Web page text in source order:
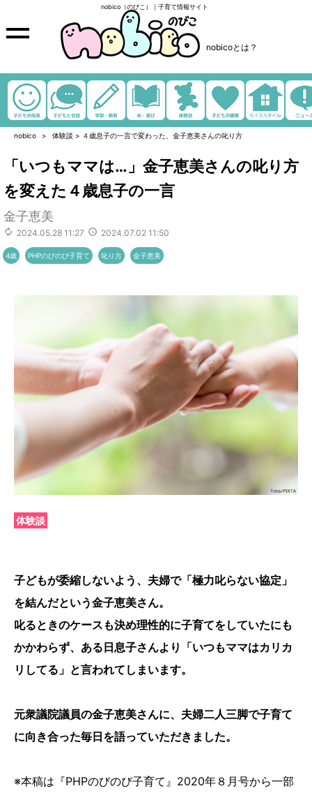
nobico（のびこ）｜子育て情報サイト
nobicoとは？
nobico 体験談 > ４歳息子の一言で変わった、金子恵美さんの叱り方
「いつもママは…」金子恵美さんの叱り方
を変えた４歳息子の一言
金子恵美
2024.05.28 11:27 2024.07.02 11:50
4歳 PHPのびのび子育て 叱り方 金子恵美
体験談
子どもが委縮しないよう、夫婦で「極力叱らない協定」
を結んだという金子恵美さん。
叱るときのケースも決め理性的に子育てをしていたにも
かかわらず、ある日息子さんより「いつもママはカリカ
リしてる」と言われてしまいます。
元衆議院議員の金子恵美さんに、夫婦二人三脚で子育て
に向き合った毎日を語っていただきました。
※本稿は『PHPのびのび子育て』2020年８月号から一部